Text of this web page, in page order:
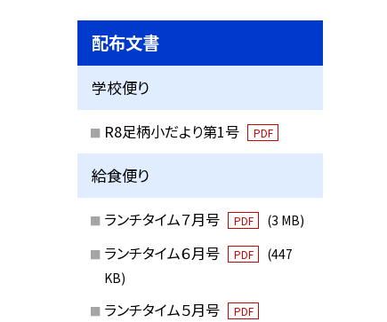
配布文書
学校便り
R8足柄小だより第1号 PDF
給食便り
ランチタイム７月号 PDF (3 MB)
ランチタイム６月号 PDF
(447
KB)
ランチタイム５月号 PDF